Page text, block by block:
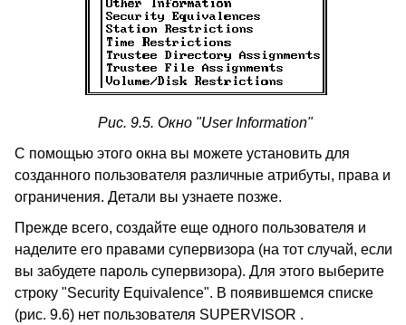
Рис. 9.5. Окно "User Information"
С помощью этого окна вы можете установить для
созданного пользователя различные атрибуты, права и
ограничения. Детали вы узнаете позже.
Прежде всего, создайте еще одного пользователя и
наделите его правами супервизора (на тот случай, если
вы забудете пароль супервизора). Для этого выберите
строку "Security Equivalence". В появившемся списке
(рис. 9.6) нет пользователя SUPERVISOR .